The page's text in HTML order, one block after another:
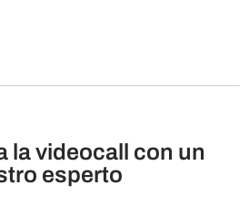
la videocall con un
esperto